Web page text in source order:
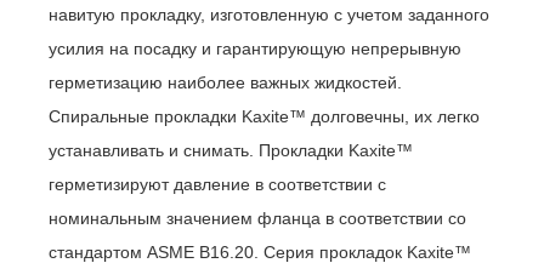
навитую прокладку, изготовленную с учетом заданного
усилия на посадку и гарантирующую непрерывную
герметизацию наиболее важных жидкостей.
Спиральные прокладки Kaxite™ долговечны, их легко
устанавливать и снимать. Прокладки Kaxite™
герметизируют давление в соответствии с
номинальным значением фланца в соответствии со
стандартом ASME B16.20. Серия прокладок Kaxite™